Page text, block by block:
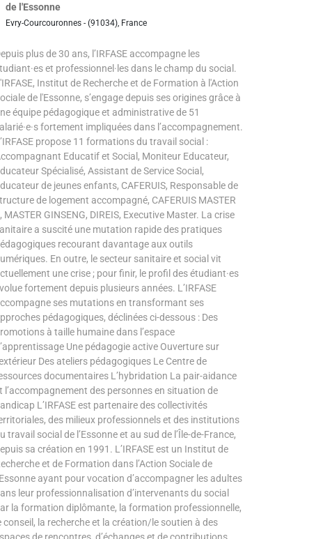
de l'Essonne
Evry-Courcouronnes - (91034), France
plus de 30 ans, l’IRFASE accompagne les
et professionnel·les dans le champ du social.
Institut de Recherche et de Formation à l'Action
de l'Essonne, s’engage depuis ses origines grâce à
équipe pédagogique et administrative de 51
fortement impliquées dans l’accompagnement.
propose 11 formations du travail social :
Educatif et Social, Moniteur Educateur,
Spécialisé, Assistant de Service Social,
de jeunes enfants, CAFERUIS, Responsable de
de logement accompagné, CAFERUIS MASTER
MASTER GINSENG, DIREIS, Executive Master. La crise
a suscité une mutation rapide des pratiques
recourant davantage aux outils
En outre, le secteur sanitaire et social vit
une crise ; pour finir, le profil des étudiant·es
fortement depuis plusieurs années. L’IRFASE
ses mutations en transformant ses
pédagogiques, déclinées ci-dessous : Des
à taille humaine dans l’espace
Une pédagogie active Ouverture sur
Des ateliers pédagogiques Le Centre de
documentaires L’hybridation La pair-aidance
l’accompagnement des personnes en situation de
L’IRFASE est partenaire des collectivités
des milieux professionnels et des institutions
travail social de l’Essonne et au sud de l’Île-de-France,
sa création en 1991. L’IRFASE est un Institut de
et de Formation dans l’Action Sociale de
ayant pour vocation d’accompagner les adultes
leur professionnalisation d’intervenants du social
la formation diplômante, la formation professionnelle,
conseil, la recherche et la création/le soutien à des